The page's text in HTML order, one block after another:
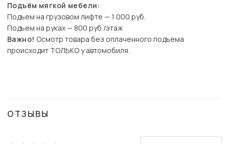
Подъём мягкой мебели:
Подъем на грузовом лифте — 1 000 руб.
Подъем на руках — 800 руб./этаж
Важно! Осмотр товара без оплаченного подъема
происходит ТОЛЬКО у автомобиля.
ОТЗЫВЫ